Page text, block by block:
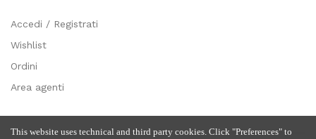
Accedi / Registrati
Wishlist
Ordini
Area agenti
This website uses technical and third party cookies. Click "Preferences" to